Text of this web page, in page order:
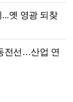
옛 영광 되찾
전선…산업 연